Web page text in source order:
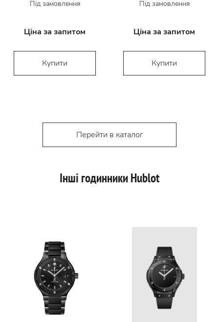
Під замовлення
Ціна за запитом
Купити
Під замовлення
Ціна за запитом
Купити
Перейти в каталог
Інші годинники Hublot